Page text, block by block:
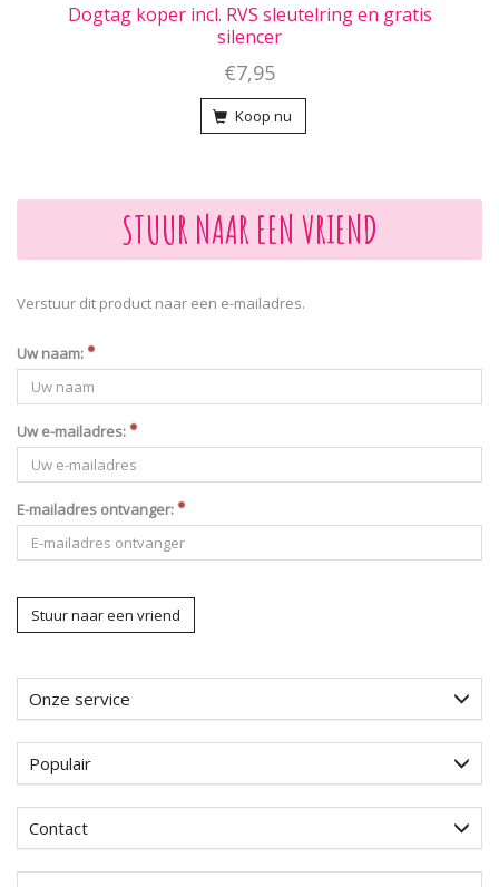
Dogtag koper incl. RVS sleutelring en gratis
silencer
€7,95
Koop nu
STUUR NAAR EEN VRIEND
Verstuur dit product naar een e-mailadres.
Uw naam:
Uw e-mailadres:
E-mailadres ontvanger:
Stuur naar een vriend
Onze service
Populair
Contact